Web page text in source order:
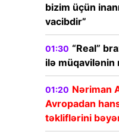
bizim üçün
vacibdir”
01:30 “Real”
ilə müqavilənin
01:20 Nəriman
Avropadan
təkliflərini